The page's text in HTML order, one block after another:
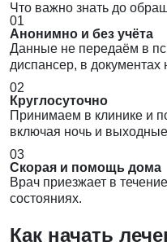
Что важно знать до
01
Анонимно и без учёта
Данные не передаём в
диспансер, в документах
02
Круглосуточно
Принимаем в клинике и
включая ночь и
03
Скорая и помощь дома
Врач приезжает в
состояниях.
Как начать